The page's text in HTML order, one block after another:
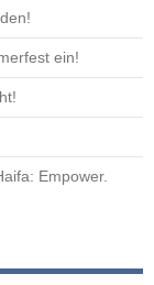
ein!
Empower.